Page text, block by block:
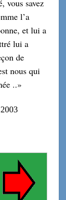
vous savez
l’a
et lui a
lui a
de
nous qui
..»